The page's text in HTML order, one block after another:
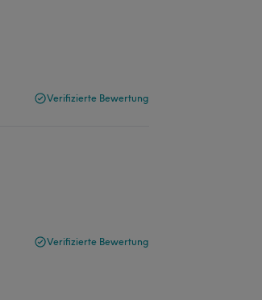
Verifizierte Bewertung
Verifizierte Bewertung